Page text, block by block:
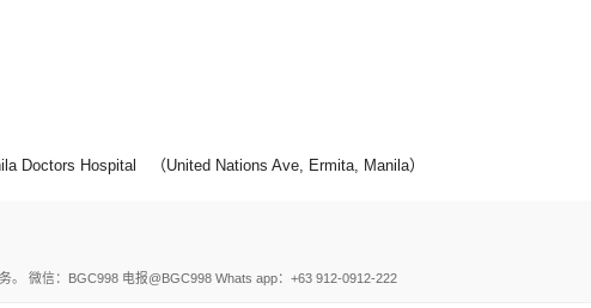
Doctors Hospital （United Nations Ave, Ermita, Manila）
。 微信：BGC998 电报@BGC998 Whats app：+63 912-0912-222